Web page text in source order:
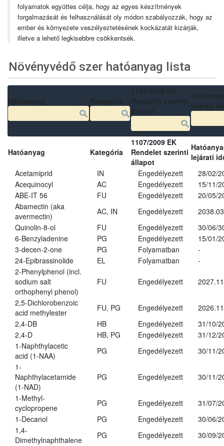
folyamatok együttes célja, hogy az egyes készítmények
forgalmazását és felhasználását oly módon szabályozzák, hogy az
ember és környezete veszélyeztetésének kockázatát kizárják,
illetve a lehető legkisebbre csökkentsék.
Növényvédő szer hatóanyag lista
Hatóanyag Kategória
1107/2009 EK
Rendelet szerinti
állapot
lejárati
Acetamiprid
IN Engedélyezett
28/02/
Acequinocyl
AC Engedélyezett
15/11/
ABE-IT 56
FU Engedélyezett
20/05/
Abamectin (aka
avermectin)
AC, IN Engedélyezett
Quinolin-8-ol
FU Engedélyezett
30/06/
6-Benzyladenine
PG Engedélyezett
15/01/
3-decen-2-one
PG Folyamatban
-
24-Epibrassinolide
EL Folyamatban
-
2-Phenylphenol (incl.
sodium salt
orthophenyl phenol)
FU Engedélyezett
2,5-Dichlorobenzoic
acid methylester
FU, PG Engedélyezett
2,4-DB
HB Engedélyezett
31/10/
2,4-D
HB, PG Engedélyezett
31/12/
1-Naphthylacetic
acid (1-NAA)
PG Engedélyezett
30/11/
1-
Naphthylacetamide
(1-NAD)
PG Engedélyezett 30/11/
1-Methyl-
cyclopropene
PG Engedélyezett
31/07/
1-Decanol
PG Engedélyezett
30/06/
1,4-
Dimethylnaphthalene
PG Engedélyezett 30/09/